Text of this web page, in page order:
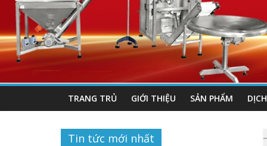
TRANG TRỦ GIỚI THIỆU SẢN PHẨM
Tin tức mới nhất